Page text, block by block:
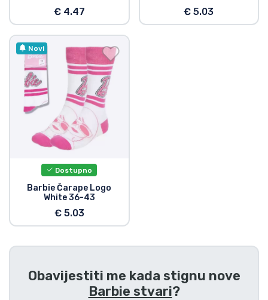
€ 4.47 € 5.03
Novi
Dostupno
Barbie Čarape Logo
White 36-43
€ 5.03
Obavijestiti me kada stignu nove
Barbie stvari?
Gamer proizvodi
Sportski proizvodi
Glazbeni proizvodi
Vrste proizvoda
Marke